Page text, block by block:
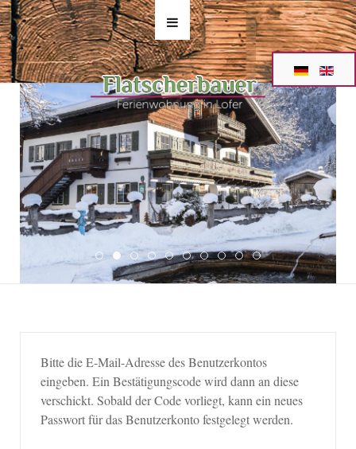
1 Ferien Lofer Bauernhof 7
Bauernhof Lofer Unterkunft
2 Ferien Lofer Bauernhof 2
3 Ferien Lofer Bauernhof 3
4 Ferien Lofer Bauernhof 11
5 Ferien Lofer Bauernhof 12
6 Ferien Lofer Bauernhof 4
7 Ferien Lofer Bauernhof
8 Ferien Lofer
9 Ferien Lofer
Bitte die E-Mail-Adresse des Benutzerkontos
eingeben. Ein Bestätigungscode wird dann an diese
verschickt. Sobald der Code vorliegt, kann ein neues
Passwort für das Benutzerkonto festgelegt werden.